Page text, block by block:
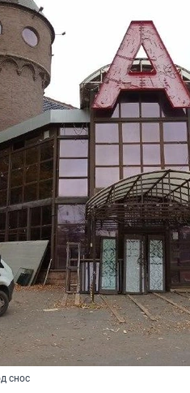
снос